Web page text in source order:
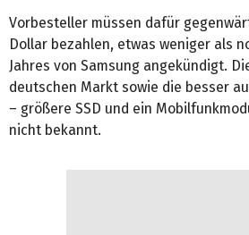
Vorbesteller müssen dafür
Dollar bezahlen, etwas weniger als
Jahres von Samsung angekündigt.
deutschen Markt sowie die besser
– größere SSD und ein
nicht bekannt.